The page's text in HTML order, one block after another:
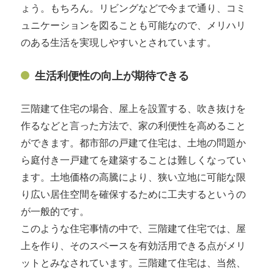
ょう。もちろん。リビングなどで今まで通り、コミ
ュニケーションを図ることも可能なので、メリハリ
のある生活を実現しやすいとされています。
生活利便性の向上が期待できる
三階建て住宅の場合、屋上を設置する、吹き抜けを
作るなどと言った方法で、家の利便性を高めること
ができます。都市部の戸建て住宅は、土地の問題か
ら庭付き一戸建てを建築することは難しくなってい
ます。土地価格の高騰により、狭い立地に可能な限
り広い居住空間を確保するために工夫するというの
が一般的です。
このような住宅事情の中で、三階建て住宅では、屋
上を作り、そのスペースを有効活用できる点がメリ
ットとみなされています。三階建て住宅は、当然、